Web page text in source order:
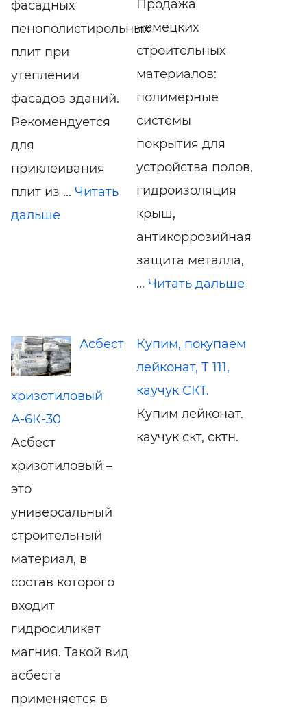
фасадных
пенополистирольных
плит при
утеплении
фасадов зданий.
Рекомендуется
для
приклеивания
плит из ... Читать
дальше
Продажа
немецких
строительных
материалов:
полимерные
системы
покрытия для
устройства полов,
гидроизоляция
крыш,
антикоррозийная
защита металла,
... Читать дальше
Асбеcт
хризотиловый
А-6К-30
Асбест
хризотиловый –
это
универсальный
строительный
материал, в
состав которого
входит
гидросиликат
магния. Такой вид
асбеста
применяется в
Купим, покупаем
лейконат, Т 111,
каучук СКТ.
Купим лейконат.
каучук скт, сктн.